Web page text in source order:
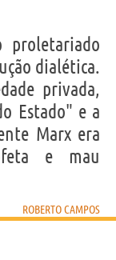
proletariado
dialética.
privada,
Estado" e a
Marx era
e mau
ROBERTO CAMPOS